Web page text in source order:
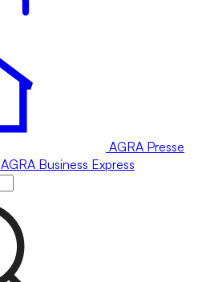
AGRA Presse
AGRA Business Express